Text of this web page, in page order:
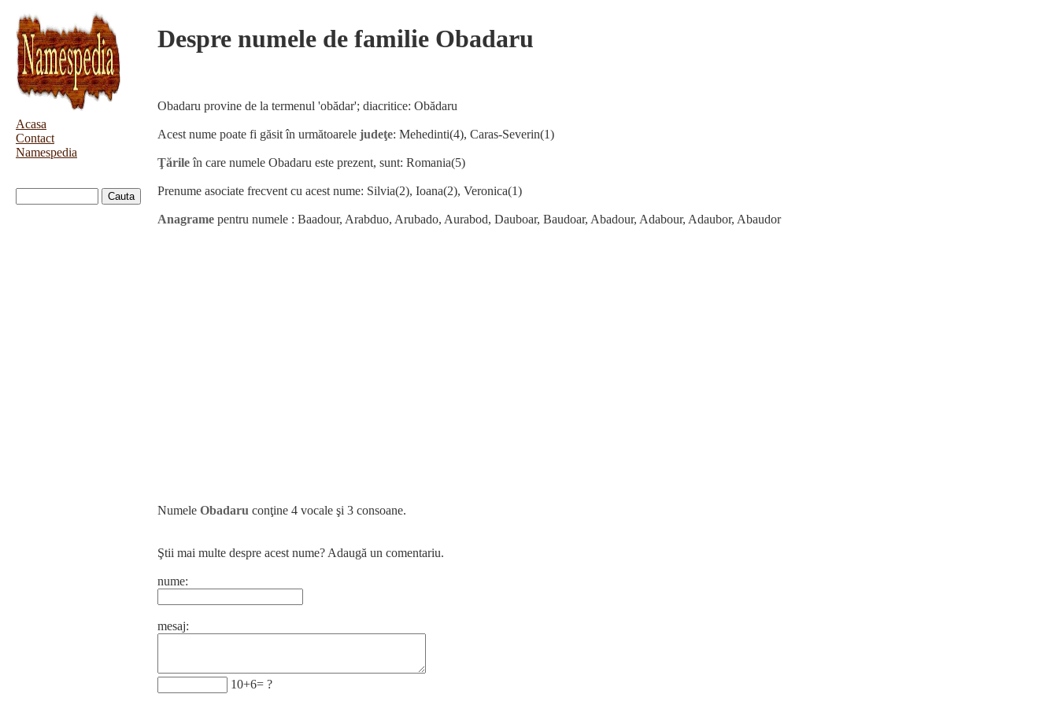
Acasa
Contact
Namespedia
Despre numele de familie Obadaru
Obadaru provine de la termenul 'obădar'; diacritice: Obădaru
Acest nume poate fi găsit în următoarele judeţe: Mehedinti(4), Caras-Severin(1)
Ţărileîn care numele Obadaru este prezent, sunt: Romania(5)
Prenume asociate frecvent cu acest nume: Silvia(2), Ioana(2), Veronica(1)
Anagrame pentru numele : Baadour, Arabduo, Arubado, Aurabod, Dauboar, Baudoar, Abadour, Adabour, Adaubor, Abaudor
Numele Obadaru conţine 4 vocale şi 3 consoane.
Ştii mai multe despre acest nume? Adaugă un comentariu.
nume:
mesaj:
10+6= ?